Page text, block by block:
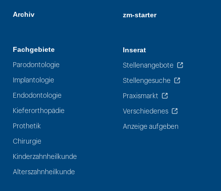
Archiv
Fachgebiete
Parodontologie
Implantologie
Endodontologie
Kieferorthopädie
Prothetik
Chirurgie
Kinderzahnheilkunde
Alterszahnheilkunde
zm-starter
Inserat
Stellenangebote
Stellengesuche
Praxismarkt
Verschiedenes
Anzeige aufgeben